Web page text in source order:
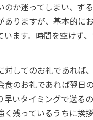
のか迷ってしまい、ず
ありますが、基本的に
います。時間を空けず
対してのお礼であれば
食のお礼であれば翌日
早いタイミングで送る
残っているうちに挨